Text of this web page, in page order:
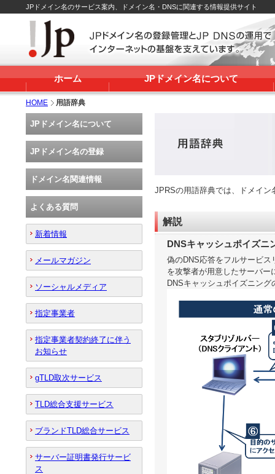
JPドメイン名のサービス案内、ドメイン名・DNSに関連する情報提供サイト
ホーム JPドメイン名について
HOME 用語辞典
JPRSの用語辞典では、ドメイ
解説
DNSキャッシュポイズニ
偽のDNS応答をフルサービ
を攻撃者が用意したサーバー
DNSキャッシュポイズニン
JPドメイン名について
JPドメイン名の登録
ドメイン名関連情報
よくある質問
新着情報
メールマガジン
ソーシャルメディア
指定事業者
指定事業者契約終了に伴う
お知らせ
gTLD取次サービス
TLD総合支援サービス
ブランドTLD総合サービス
サーバー証明書発行サービ
ス